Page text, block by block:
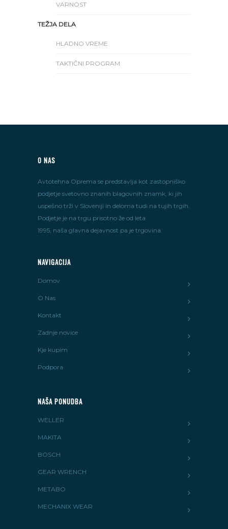
VARNOST
TEŽJA DELA
HLADNO VREME
TAKTIČNI PROGRAM
O NAS
Avtotehna Oprema se predstavlja kot zastopniško
podjetje svetovno znanih blagovnih znamk, ki jih
uspešno trži v Sloveniji in deloma tudi na tujih trgih.
Podjetje je na trgu prisotno že od leta
1995, naša glavna dejavnost pa je trgovina.
NAVIGACIJA
Domov
O Nas
Kontakt
Zadnje novice
Kje kupim
Podpora
NAŠA PONUDBA
WELLER
MAKITA
BOSCH
GEAR WRENCH
METABO
MECHANIX WEAR